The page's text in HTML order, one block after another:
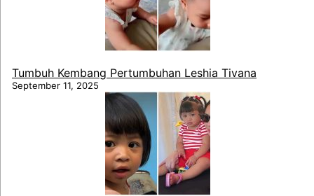
Tumbuh Kembang Pertumbuhan Leshia Tivana
September 11, 2025